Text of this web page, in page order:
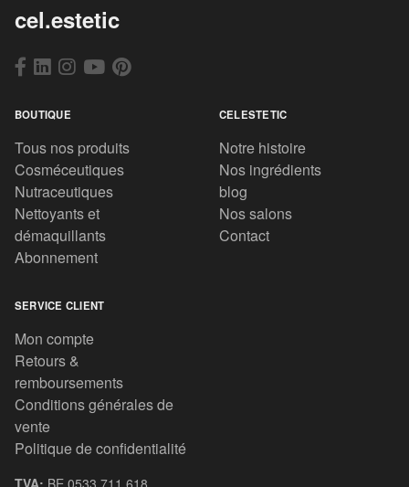
cel.estetic
BOUTIQUE
Tous nos produits
Cosméceutiques
Nutraceutiques
Nettoyants et
démaquillants
Abonnement
CELESTETIC
Notre histoire
Nos ingrédients
blog
Nos salons
Contact
SERVICE CLIENT
Mon compte
Retours &
remboursements
Conditions générales de
vente
Politique de confidentialité